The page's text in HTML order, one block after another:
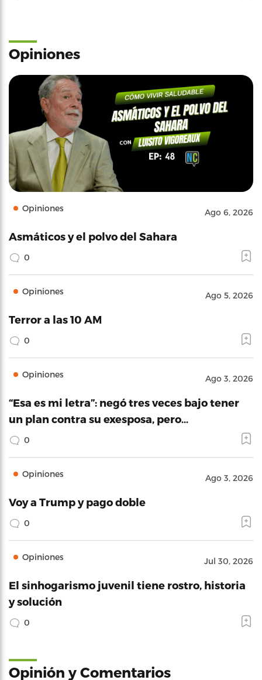
Opiniones
Opiniones Ago 6, 2026
Asmáticos y el polvo del Sahara
0
Opiniones Ago 5, 2026
Terror a las 10 AM
0
Opiniones Ago 3, 2026
“Esa es mi letra”: negó tres veces bajo tener
un plan contra su exesposa, pero…
0
Opiniones Ago 3, 2026
Voy a Trump y pago doble
0
Opiniones Jul 30, 2026
El sinhogarismo juvenil tiene rostro, historia
y solución
0
Opinión y Comentarios